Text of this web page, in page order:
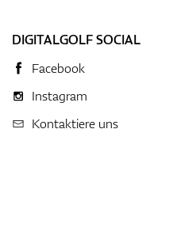
DIGITALGOLF SOCIAL
Facebook
Instagram
Kontaktiere uns